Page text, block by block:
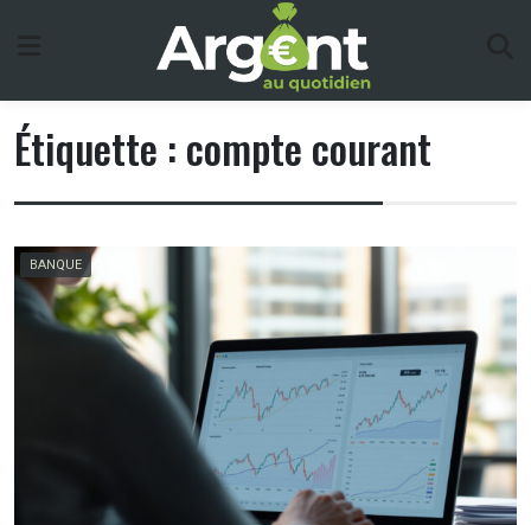
Étiquette :compte courant
BANQUE